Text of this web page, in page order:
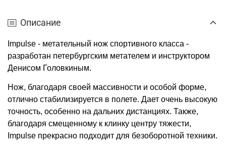
Описание
Impulse - метательный нож спортивного класса -
разработан петербургским метателем и инструктором
Денисом Головкиным.
Нож, благодаря своей массивности и особой форме,
отлично стабилизируется в полете. Дает очень высокую
точность, особенно на дальних дистанциях. Также,
благодаря смещенному к клинку центру тяжести,
Impulse прекрасно подходит для безоборотной техники.